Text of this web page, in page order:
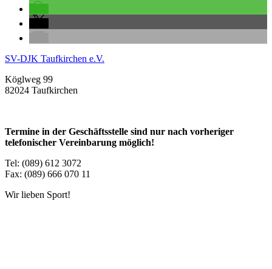
SV-DJK Taufkirchen e.V.
Köglweg 99
82024 Taufkirchen
Termine in der Geschäftsstelle sind nur nach vorheriger
telefonischer Vereinbarung möglich!
Tel: (089) 612 3072
Fax: (089) 666 070 11
Wir lieben Sport!